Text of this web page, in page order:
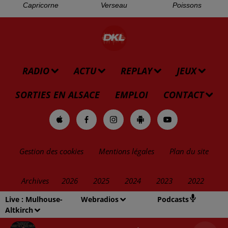
Live : Mulhouse-
Altkirch
Webradios Podcasts
Balance